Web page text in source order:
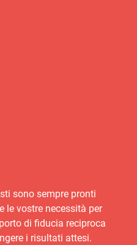
sono sempre pronti
le vostre necessità per
di fiducia reciproca
i risultati attesi.